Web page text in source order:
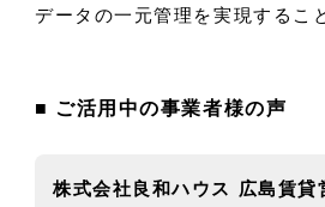
データの一元管理を実現するこ
■ ご活用中の事業者様の声
株式会社良和ハウス 広島賃貸